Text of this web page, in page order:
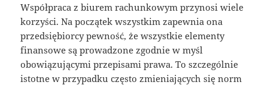
Współpraca z biurem rachunkowym przynosi wiele
korzyści. Na początek wszystkim zapewnia ona
przedsiębiorcy pewność, że wszystkie elementy
finansowe są prowadzone zgodnie w myśl
obowiązującymi przepisami prawa. To szczególnie
istotne w przypadku często zmieniających się norm